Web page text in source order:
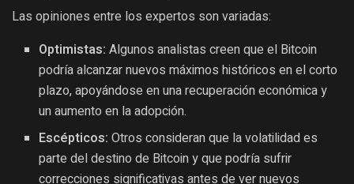
Las opiniones entre los expertos son variadas:
Optimistas: Algunos analistas creen que el Bitcoin
podría alcanzar nuevos máximos históricos en el corto
plazo, apoyándose en una recuperación económica y
un aumento en la adopción.
Escépticos: Otros consideran que la volatilidad es
parte del destino de Bitcoin y que podría sufrir
correcciones significativas antes de ver nuevos